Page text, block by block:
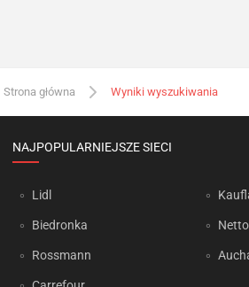
Strona główna Wyniki wyszukiwania
NAJPOPULARNIEJSZE SIECI
Lidl
Biedronka
Rossmann
Netto